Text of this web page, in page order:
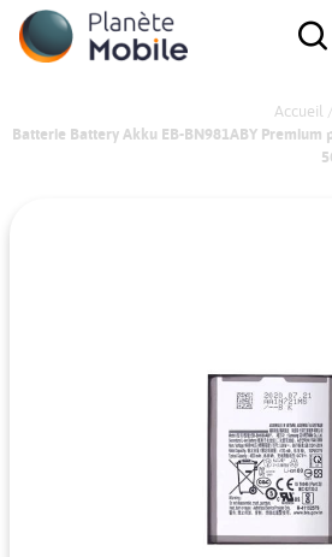
Accueil /
Batterie Battery Akku EB-BN981ABY Premium